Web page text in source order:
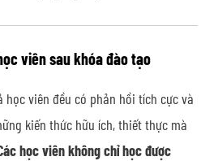
viên sau khóa đào tạo
học viên đều có phản hồi tích cực và
kiến thức hữu ích, thiết thực mà
học viên không chỉ học được